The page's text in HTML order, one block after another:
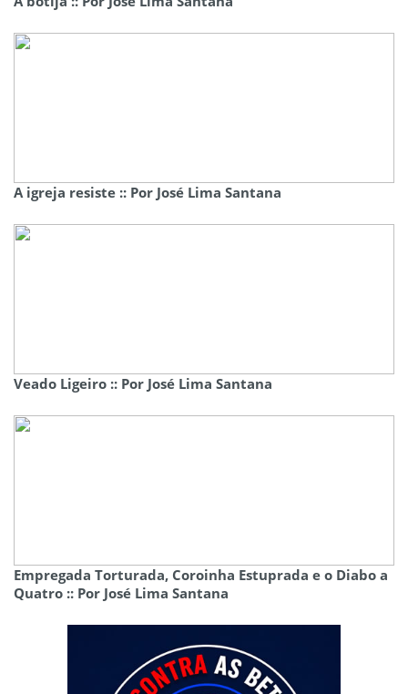
A igreja resiste :: Por José Lima Santana
Veado Ligeiro :: Por José Lima Santana
Empregada Torturada, Coroinha Estuprada e o Diabo a
Quatro :: Por José Lima Santana